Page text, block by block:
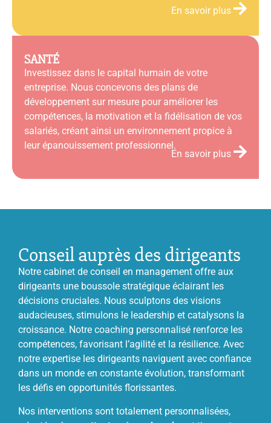
En savoir plus
SANTÉ
Investissez dans le capital humain de votre
entreprise. Nous concevons des plans de
développement sur mesure pour améliorer les
compétences, la motivation et la fidélisation de vos
salariés, créant ainsi un environnement propice à
leur épanouissement professionnel.
En savoir plus
Conseil auprès des dirigeants
Notre cabinet de conseil en management offre aux
dirigeants une boussole stratégique éclairant les
décisions cruciales. Nous sculptons des visions
audacieuses, stimulons le leadership et catalysons la
croissance. Notre coaching personnalisé renforce les
compétences, favorisant l’agilité et la résilience. Avec
notre expertise les dirigeants naviguent avec confiance
dans un monde en constante évolution, transformant
les défis en opportunités florissantes.
Nos interventions sont totalement personnalisées,